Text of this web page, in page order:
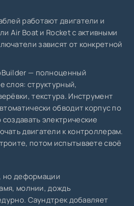
работают двигатели и
Air Boat и Rocket с активными
зависят от конкретной
— полноценный
слоя: структурный,
текстура. Инструмент
обводит корпус по
электрические
двигатели к контроллерам.
потом испытываете своё
но деформации
молнии, дождь
Саундтрек добавляет